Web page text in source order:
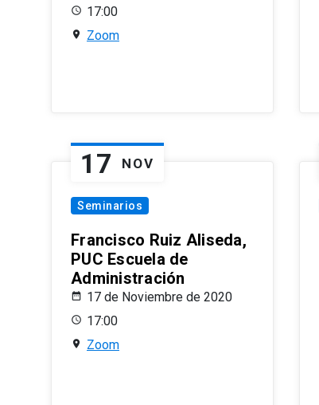
17:00
Zoom
17 NOV
Seminarios
Francisco Ruiz Aliseda,
PUC Escuela de
Administración
17 de Noviembre de 2020
17:00
Zoom